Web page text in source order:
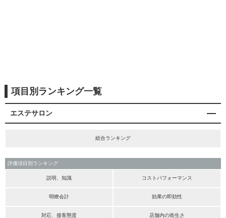
項目別ランキング一覧
エステサロン
総合ランキング
評価項目別ランキング
説明、知識 コストパフォーマンス
明瞭会計 効果の即効性
対応、接客態度 店舗内の衛生さ